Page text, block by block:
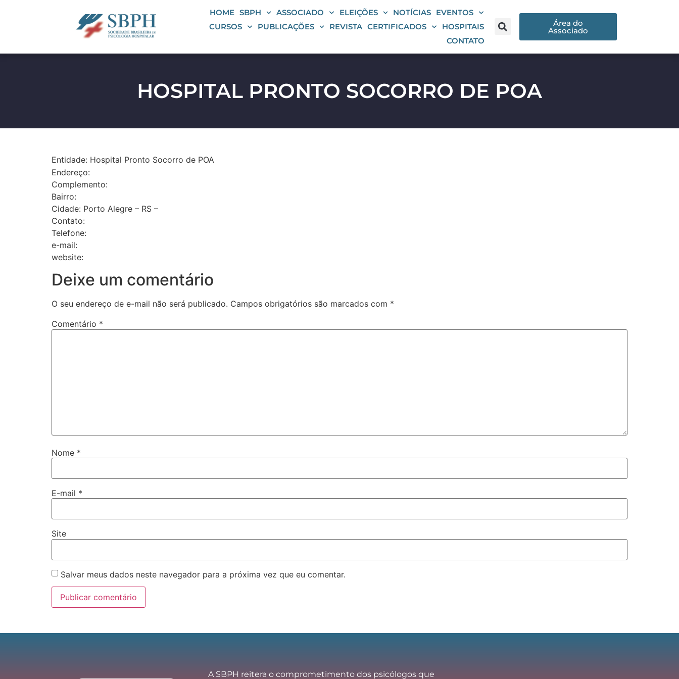
HOME SBPH ASSOCIADO ELEIÇÕES NOTÍCIAS EVENTOS
CURSOS
PUBLICAÇÕES REVISTA CERTIFICADOS
HOSPITAIS
CONTATO
Área do
Associado
HOSPITAL PRONTO SOCORRO DE POA
Entidade: Hospital Pronto Socorro de POA
Endereço:
Complemento:
Bairro:
Cidade: Porto Alegre – RS –
Contato:
Telefone:
e-mail:
website:
Deixe um comentário
O seu endereço de e-mail não será publicado. Campos obrigatórios são marcados com *
Comentário *
Nome *
E-mail *
Site
Salvar meus dados neste navegador para a próxima vez que eu comentar.
A SBPH reitera o comprometimento dos psicólogos que